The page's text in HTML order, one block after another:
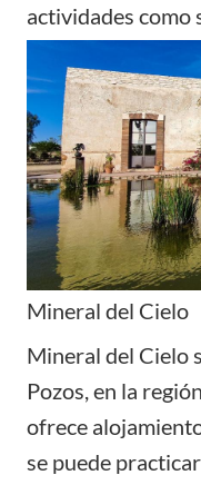
actividades como
Mineral del Cielo
Mineral del Cielo
Pozos, en la
ofrece
se puede